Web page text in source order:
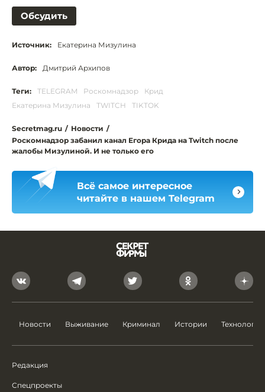
Обсудить
Источник: Екатерина Мизулина
Автор: Дмитрий Архипов
Теги: TELEGRAM Роскомнадзор
Крид
Екатерина Мизулина
TWITCH TIKTOK
Secretmag.ru / Новости /
Роскомнадзор забанил канал Егора Крида на Twitch после
жалобы Мизулиной. И не только его
Всё самое интересное
читайте в нашем Telegram
Новости Выживание Криминал Истории Технологии
Редакция
Спецпроекты